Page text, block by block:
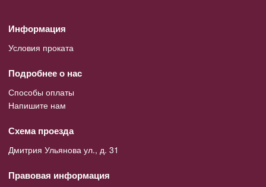
Информация
Условия проката
Подробнее о нас
Способы оплаты
Напишите нам
Схема проезда
Дмитрия Ульянова ул., д. 31
Правовая информация